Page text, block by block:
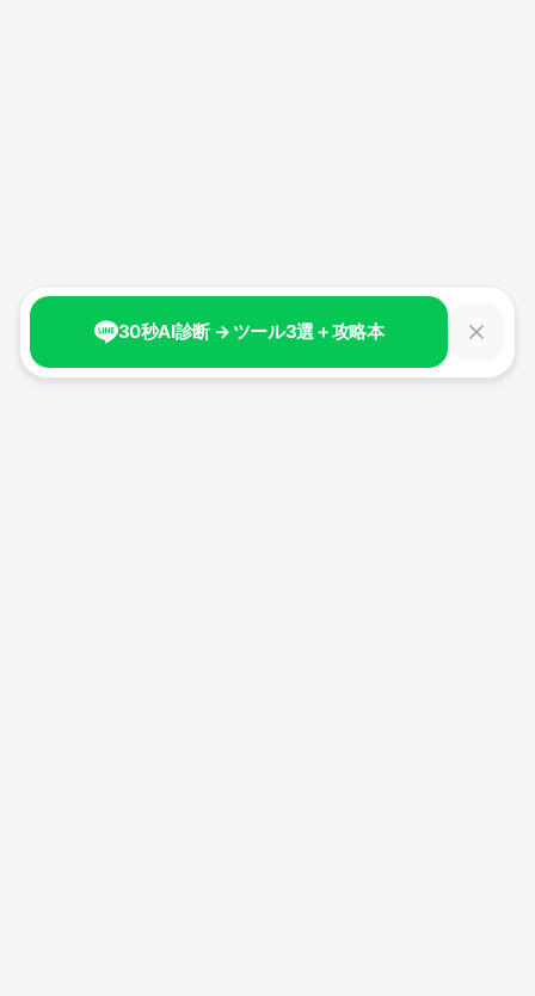
30秒AI診断 → ツール3選＋攻略本